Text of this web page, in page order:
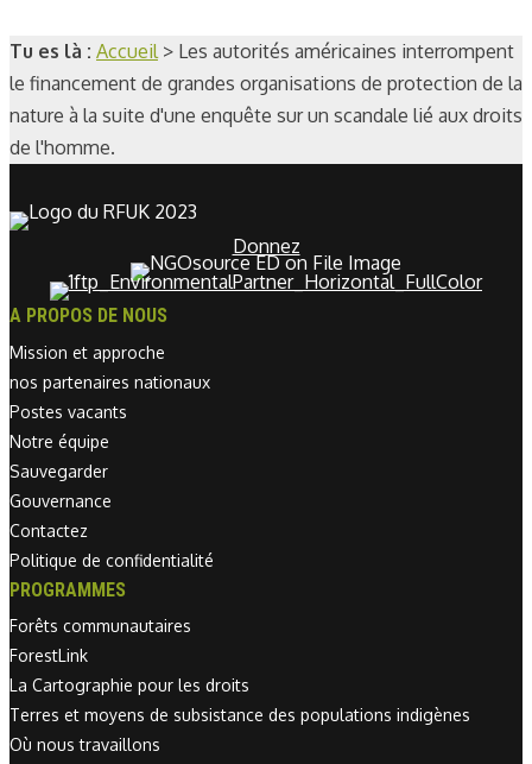
Tu es là : Accueil > Les autorités américaines interrompent
le financement de grandes organisations de protection de la
nature à la suite d'une enquête sur un scandale lié aux droits
de l'homme.
Donnez
A PROPOS DE NOUS
Mission et approche
nos partenaires nationaux
Postes vacants
Notre équipe
Sauvegarder
Gouvernance
Contactez
Politique de confidentialité
PROGRAMMES
Forêts communautaires
ForestLink
La Cartographie pour les droits
Terres et moyens de subsistance des populations indigènes
Où nous travaillons